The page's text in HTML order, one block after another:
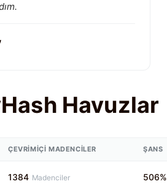
Havuzlar
ÇEVRIMIÇI MADENCILER ŞANS
1384 Madenciler 506%